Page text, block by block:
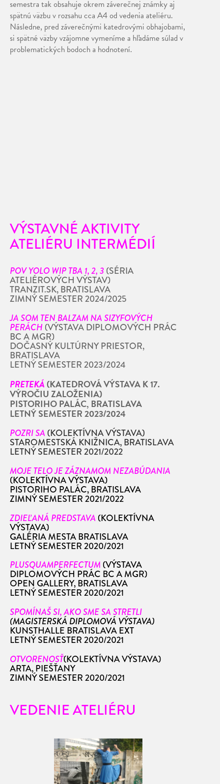
semestra tak obsahuje okrem záverečnej známky aj
spätnú väzbu v rozsahu cca A4 od vedenia ateliéru.
Následne, pred záverečnými katedrovými obhajobami,
si spätné väzby vzájomne vymeníme a hľadáme súlad v
problematických bodoch a hodnotení.
VÝSTAVNÉ AKTIVITY
ATELIÉRU INTERMÉDIÍ
POV YOLO WIP TBA 1, 2, 3 (SÉRIA
ATELIÉROVÝCH VÝSTAV)
TRANZIT.SK, BRATISLAVA
ZIMNÝ SEMESTER 2024/2025
JA SOM TEN BALZAM NA SIZYFOVÝCH
PERÁCH (VÝSTAVA DIPLOMOVÝCH PRÁC
BC A MGR)
DOČASNÝ KULTÚRNY PRIESTOR,
BRATISLAVA
LETNÝ SEMESTER 2023/2024
PRETEKÁ(KATEDROVÁ VÝSTAVA K 17.
VÝROČIU ZALOŽENIA)
PISTORIHO PALÁC, BRATISLAVA
LETNÝ SEMESTER 2023/2024
POZRI SA (KOLEKTÍVNA VÝSTAVA)
STAROMESTSKÁ KNIŽNICA, BRATISLAVA
LETNÝ SEMESTER 2021/2022
MOJE TELO JE ZÁZNAMOM NEZABÚDANIA
(KOLEKTÍVNA VÝSTAVA)
PISTORIHO PALÁC, BRATISLAVA
ZIMNÝ SEMESTER 2021/2022
ZDIEĽANÁ PREDSTAVA (KOLEKTÍVNA
VÝSTAVA)
GALÉRIA MESTA BRATISLAVA
LETNÝ SEMESTER 2020/2021
PLUSQUAMPERFECTUM (VÝSTAVA
DIPLOMOVÝCH PRÁC BC A MGR)
OPEN GALLERY, BRATISLAVA
LETNÝ SEMESTER 2020/2021
SPOMÍNAŠ SI, AKO SME SA STRETLI
(MAGISTERSKÁ DIPLOMOVÁ VÝSTAVA)
KUNSTHALLE BRATISLAVA EXT
LETNÝ SEMESTER 2020/2021
OTVORENOSŤ(KOLEKTÍVNA VÝSTAVA)
ARTA, PIEŠŤANY
ZIMNÝ SEMESTER 2020/2021
VEDENIE ATELIÉRU